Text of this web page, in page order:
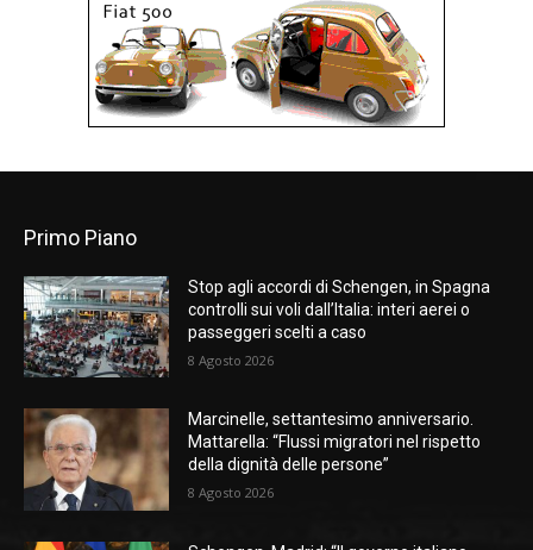
Primo Piano
Stop agli accordi di Schengen, in Spagna
controlli sui voli dall’Italia: interi aerei o
passeggeri scelti a caso
8 Agosto 2026
Marcinelle, settantesimo anniversario.
Mattarella: “Flussi migratori nel rispetto
della dignità delle persone”
8 Agosto 2026